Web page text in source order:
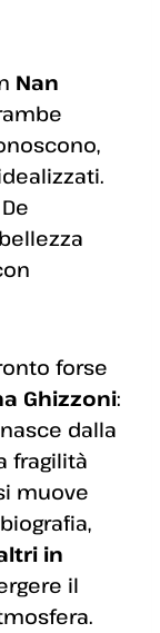
Nan
forse
Ghizzoni:
dalla
fragilità
muove
in
il